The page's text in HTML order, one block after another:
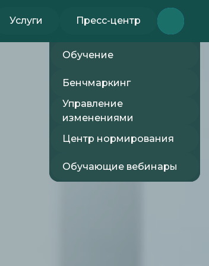
Услуги Пресс-центр
Консалтинг
Обучение
изменениями
Бенчмаркинг
Центр нормирования
Обучающие вебинары
Консалтинг
Обучение
Бенчмаркинг
Управление
изменениями
Центр нормирования
Обучающие вебинары
Форум 2026
Форум 2026
LET'S GO!